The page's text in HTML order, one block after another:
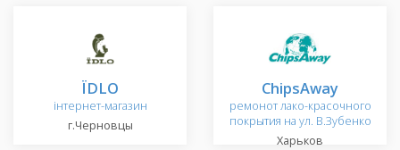
ЇDLO
інтернет-магазин
г.Черновцы
ChipsAway
ремонот лако-красочного
покрытия на ул. В.Зубенко
Харьков